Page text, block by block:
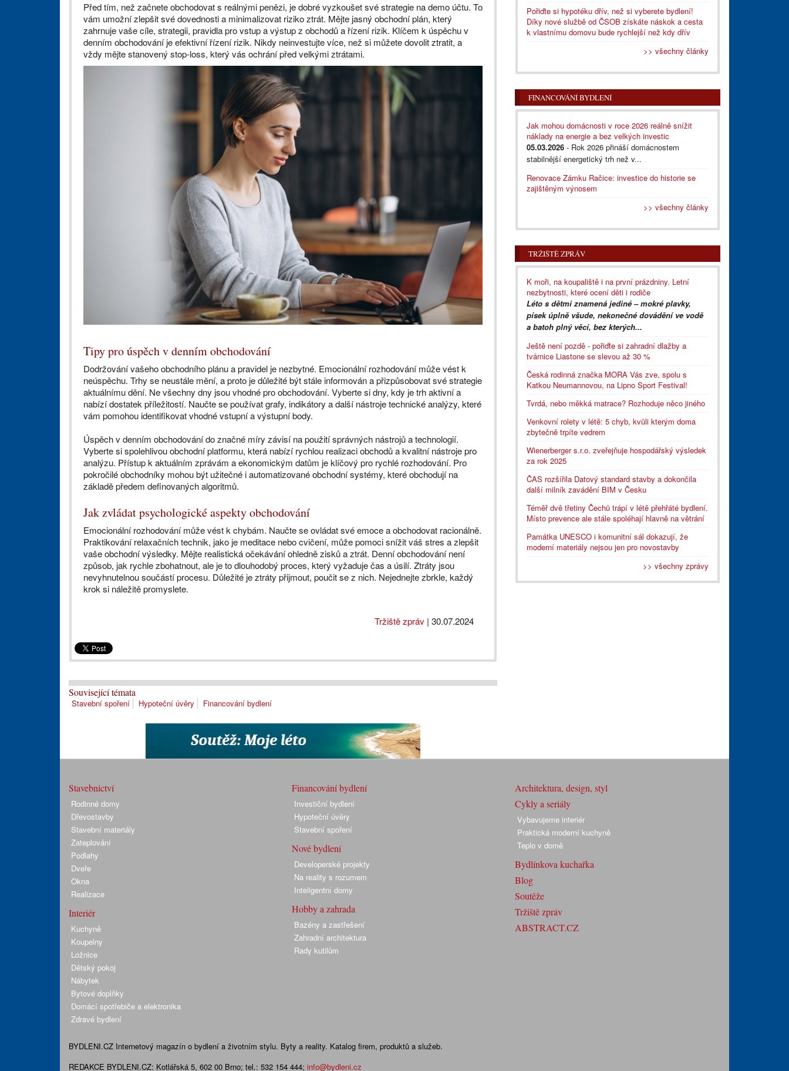
Před tím, než začnete obchodovat s reálnými penězi, je dobré vyzkoušet své strategie na demo účtu. To
vám umožní zlepšit své dovednosti a minimalizovat riziko ztrát. Mějte jasný obchodní plán, který
zahrnuje vaše cíle, strategii, pravidla pro vstup a výstup z obchodů a řízení rizik. Klíčem k úspěchu v
denním obchodování je efektivní řízení rizik. Nikdy neinvestujte více, než si můžete dovolit ztratit, a
vždy mějte stanovený stop-loss, který vás ochrání před velkými ztrátami.
Tipy pro úspěch v denním obchodování
Dodržování vašeho obchodního plánu a pravidel je nezbytné. Emocionální rozhodování může vést k
neúspěchu. Trhy se neustále mění, a proto je důležité být stále informován a přizpůsobovat své strategie
aktuálnímu dění. Ne všechny dny jsou vhodné pro obchodování. Vyberte si dny, kdy je trh aktivní a
nabízí dostatek příležitostí. Naučte se používat grafy, indikátory a další nástroje technické analýzy, které
vám pomohou identifikovat vhodné vstupní a výstupní body.
Úspěch v denním obchodování do značné míry závisí na použití správných nástrojů a technologií.
Vyberte si spolehlivou obchodní platformu, která nabízí rychlou realizaci obchodů a kvalitní nástroje pro
analýzu. Přístup k aktuálním zprávám a ekonomickým datům je klíčový pro rychlé rozhodování. Pro
pokročilé obchodníky mohou být užitečné i automatizované obchodní systémy, které obchodují na
základě předem definovaných algoritmů.
Jak zvládat psychologické aspekty obchodování
Emocionální rozhodování může vést k chybám. Naučte se ovládat své emoce a obchodovat racionálně.
Praktikování relaxačních technik, jako je meditace nebo cvičení, může pomoci snížit váš stres a zlepšit
vaše obchodní výsledky. Mějte realistická očekávání ohledně zisků a ztrát. Denní obchodování není
způsob, jak rychle zbohatnout, ale je to dlouhodobý proces, který vyžaduje čas a úsilí. Ztráty jsou
nevyhnutelnou součástí procesu. Důležité je ztráty přijmout, poučit se z nich. Nejednejte zbrkle, každý
krok si náležitě promyslete.
Tržiště zpráv | 30.07.2024
Související témata
Stavební spoření Hypoteční úvěry Financování bydlení
Pořiďte si hypotéku dřív, než si vyberete bydlení!
Díky nové službě od ČSOB získáte náskok a cesta
k vlastnímu domovu bude rychlejší než kdy dřív
>> všechny články
FINANCOVÁNÍ BYDLENÍ
Jak mohou domácnosti v roce 2026 reálně snížit
náklady na energie a bez velkých investic
05.03.2026 - Rok 2026 přináší domácnostem
stabilnější energetický trh než v...
Renovace Zámku Račice: investice do historie se
zajištěným výnosem
>> všechny články
TRŽIŠTĚ ZPRÁV
K moři, na koupaliště i na první prázdniny. Letní
nezbytnosti, které ocení děti i rodiče
Léto s dětmi znamená jediné – mokré plavky,
písek úplně všude, nekonečné dovádění ve vodě
a batoh plný věcí, bez kterých...
Ještě není pozdě - pořiďte si zahradní dlažby a
tvárnice Liastone se slevou až 30 %
Česká rodinná značka MORA Vás zve, spolu s
Katkou Neumannovou, na Lipno Sport Festival!
Tvrdá, nebo měkká matrace? Rozhoduje něco jiného
Venkovní rolety v létě: 5 chyb, kvůli kterým doma
zbytečně trpíte vedrem
Wienerberger s.r.o. zveřejňuje hospodářský výsledek
za rok 2025
ČAS rozšířila Datový standard stavby a dokončila
další milník zavádění BIM v Česku
Téměř dvě třetiny Čechů trápí v létě přehřáté bydlení.
Místo prevence ale stále spoléhají hlavně na větrání
Památka UNESCO i komunitní sál dokazují, že
moderní materiály nejsou jen pro novostavby
>> všechny zprávy
Stavebnictví
Rodinné domy
Dřevostavby
Stavební materiály
Zateplování
Podlahy
Dveře
Okna
Realizace
Interiér
Kuchyně
Koupelny
Ložnice
Dětský pokoj
Nábytek
Bytové doplňky
Domácí spotřebiče a elektronika
Zdravé bydlení
Financování bydlení
Investiční bydlení
Hypoteční úvěry
Stavební spoření
Nové bydlení
Developerské projekty
Na reality s rozumem
Inteligentní domy
Hobby a zahrada
Bazény a zastřešení
Zahradní architektura
Rady kutilům
Architektura, design, styl
Cykly a seriály
Vybavujeme interiér
Praktická moderní kuchyně
Teplo v domě
Bydlínkova kuchařka
Blog
Soutěže
Tržiště zpráv
ABSTRACT.CZ
BYDLENI.CZ Internetový magazín o bydlení a životním stylu. Byty a reality. Katalog firem, produktů a služeb.
REDAKCE BYDLENI.CZ: Kotlářská 5, 602 00 Brno; tel.: 532 154 444; info@bydleni.cz